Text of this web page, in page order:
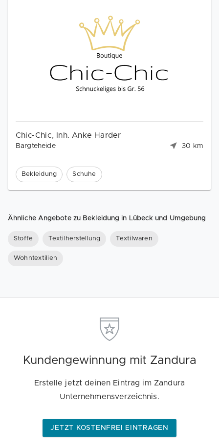
Chic-Chic, Inh. Anke Harder
Bargteheide 30 km
Bekleidung Schuhe
Ähnliche Angebote zu Bekleidung in Lübeck und Umgebung
Stoffe Textilherstellung Textilwaren
Wohntextilien
Kundengewinnung mit Zandura
Erstelle jetzt deinen Eintrag im Zandura
Unternehmensverzeichnis.
JETZT KOSTENFREI EINTRAGEN